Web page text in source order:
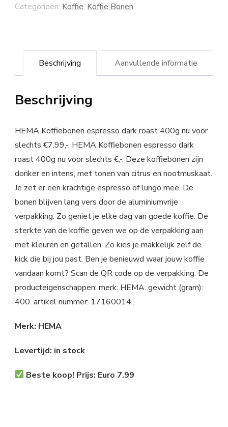
Categorieën: Koffie, Koffie Bonen
Beschrijving Aanvullende informatie
Beschrijving
HEMA Koffiebonen espresso dark roast 400g nu voor
slechts €7.99,-. HEMA Koffiebonen espresso dark
roast 400g nu voor slechts €,-. Deze koffiebonen zijn
donker en intens, met tonen van citrus en nootmuskaat.
Je zet er een krachtige espresso of lungo mee. De
bonen blijven lang vers door de aluminiumvrije
verpakking. Zo geniet je elke dag van goede koffie. De
sterkte van de koffie geven we op de verpakking aan
met kleuren en getallen. Zo kies je makkelijk zelf de
kick die bij jou past. Ben je benieuwd waar jouw koffie
vandaan komt? Scan de QR code op de verpakking. De
producteigenschappen: merk: HEMA. gewicht (gram):
400. artikel nummer: 17160014..
Merk: HEMA
Levertijd: in stock
Beste koop! Prijs: Euro 7.99